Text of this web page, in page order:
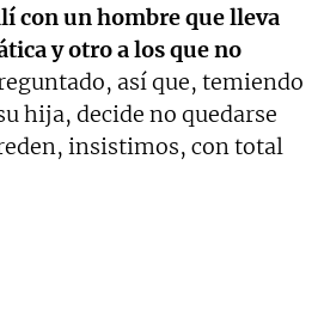
con un hombre que lleva
y otro a los que no
así que, temiendo
hija, decide no quedarse
insistimos, con total